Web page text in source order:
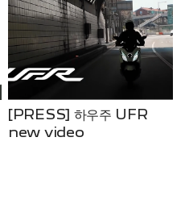
[PRESS] 하우주 UFR
new video